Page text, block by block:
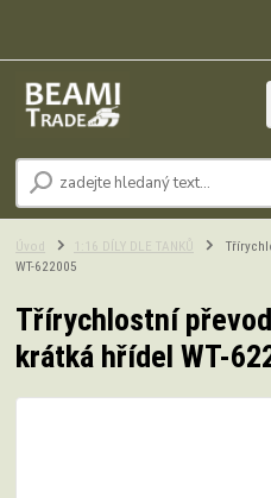
Úvod 1:16 DÍLY DLE TANKŮ
WT-622005
Třírychlostní
krátká hřídel WT-